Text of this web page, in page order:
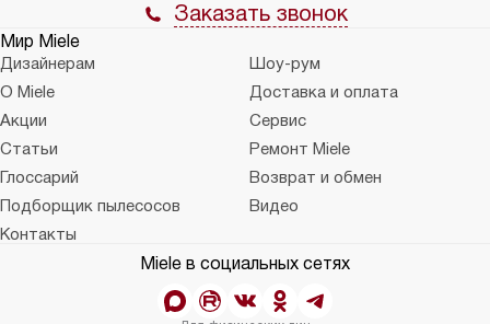
Заказать звонок
Мир Miele
Дизайнерам
Шоу-рум
О Miele
Доставка и оплата
Акции
Сервис
Статьи
Ремонт Miele
Глоссарий
Возврат и обмен
Подборщик пылесосов
Видео
Контакты
Miele в социальных сетях